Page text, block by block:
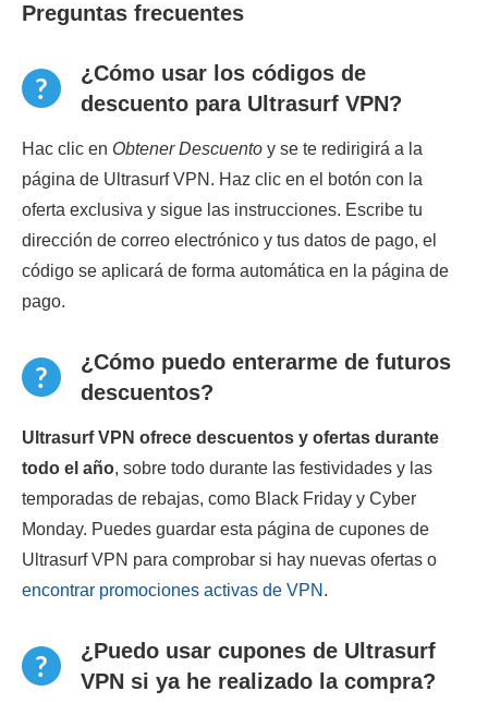
Preguntas frecuentes
¿Cómo usar los códigos de
descuento para Ultrasurf VPN?
Hac clic en Obtener Descuento y se te redirigirá a la
página de Ultrasurf VPN. Haz clic en el botón con la
oferta exclusiva y sigue las instrucciones. Escribe tu
dirección de correo electrónico y tus datos de pago, el
código se aplicará de forma automática en la página de
pago.
¿Cómo puedo enterarme de futuros
descuentos?
Ultrasurf VPN ofrece descuentos y ofertas durante
todo el año, sobre todo durante las festividades y las
temporadas de rebajas, como Black Friday y Cyber
Monday. Puedes guardar esta página de cupones de
Ultrasurf VPN para comprobar si hay nuevas ofertas o
encontrar promociones activas de VPN .
¿Puedo usar cupones de Ultrasurf
VPN si ya he realizado la compra?